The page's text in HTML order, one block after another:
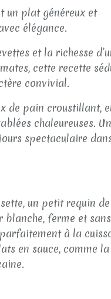
un plat généreux et
élégance.
et la richesse
cette recette
convivial.
de pain croustillant,
chaleureuses. Un
spectaculaire
un petit requin
blanche, ferme et sans
à la
en sauce, comme la